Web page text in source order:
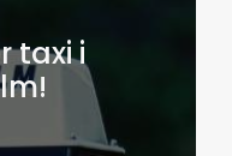
taxi i